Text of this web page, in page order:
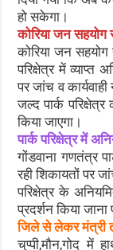
हो सकेगा।
कोरिया जन सहयोग
कोरिया जन सहयोग
परिक्षेत्र में
पर जांच व
जल्द पार्क
किया जाएगा।
पार्क परिक्षेत्र में
गोंडवाना गणतंत्र
रही शिकायतों पर
परिक्षेत्र के
प्रदर्शन किया जाना
जिले से लेकर मंत्री
चुप्पी,मौन,गोद में